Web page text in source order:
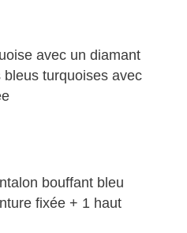
avec un diamant
turquoises avec
bouffant bleu
fixée + 1 haut